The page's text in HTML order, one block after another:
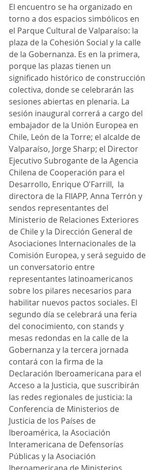
El encuentro se ha organizado en
torno a dos espacios simbólicos en
el Parque Cultural de Valparaíso: la
plaza de la Cohesión Social y la calle
de la Gobernanza. Es en la primera,
porque las plazas tienen un
significado histórico de construcción
colectiva, donde se celebrarán las
sesiones abiertas en plenaria. La
sesión inaugural correrá a cargo del
embajador de la Unión Europea en
Chile, León de la Torre; el alcalde de
Valparaíso, Jorge Sharp; el Director
Ejecutivo Subrogante de la Agencia
Chilena de Cooperación para el
Desarrollo, Enrique O'Farrill,  la
directora de la FIIAPP, Anna Terrón y
sendos representantes del
Ministerio de Relaciones Exteriores
de Chile y la Dirección General de
Asociaciones Internacionales de la
Comisión Europea, y será seguido de
un conversatorio entre
representantes latinoamericanos
sobre los pilares necesarios para
habilitar nuevos pactos sociales. El
segundo día se celebrará una feria
del conocimiento, con stands y
mesas redondas en la calle de la
Gobernanza y la tercera jornada
contará con la firma de la
Declaración Iberoamericana para el
Acceso a la Justicia, que suscribirán
las redes regionales de justicia: la
Conferencia de Ministerios de
Justicia de los Países de
Iberoamérica, la Asociación
Interamericana de Defensorías
Públicas y la Asociación